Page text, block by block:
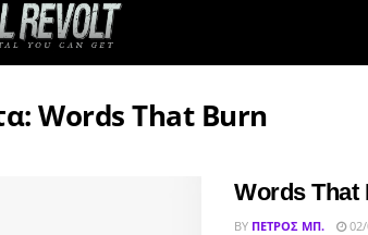
Words That Burn
Words That
BY ΠΈΤΡΟΣ ΜΠ. 02/